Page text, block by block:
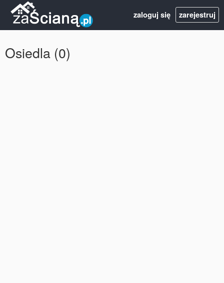
zaloguj się zarejestruj
Osiedla (0)